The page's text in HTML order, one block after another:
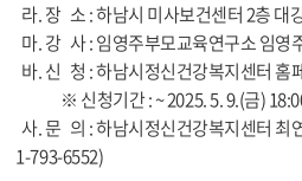
라. 장 소 : 하남시 미사보건센터 2층 대
마. 강 사 : 임영주부모교육연구소 임영
바. 신 청 : 하남시정신건강복지센터 홈
※ 신청기간 : ~ 2025. 5. 9.(금)
사. 문 의 : 하남시정신건강복지센터
1-793-6552)